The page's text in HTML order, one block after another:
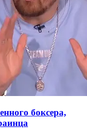
боксера,